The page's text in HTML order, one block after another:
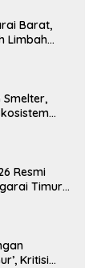
Barat,
Limbah
Smelter,
Resmi
Timur
Kritisi